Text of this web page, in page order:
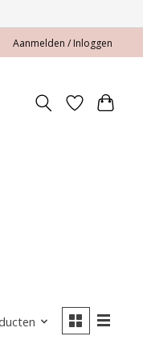
Aanmelden / Inloggen